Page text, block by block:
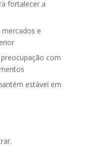
fortalecer a
e
com
estável em